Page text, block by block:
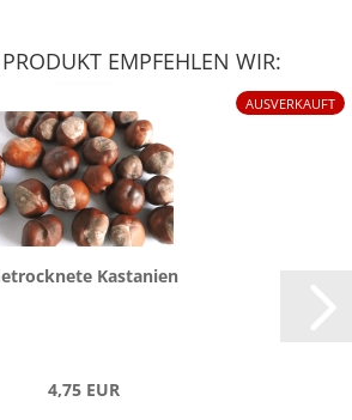
EMPFEHLEN WIR:
AUSVERKAUFT
Kas­ta­ni­en
4,75 EUR